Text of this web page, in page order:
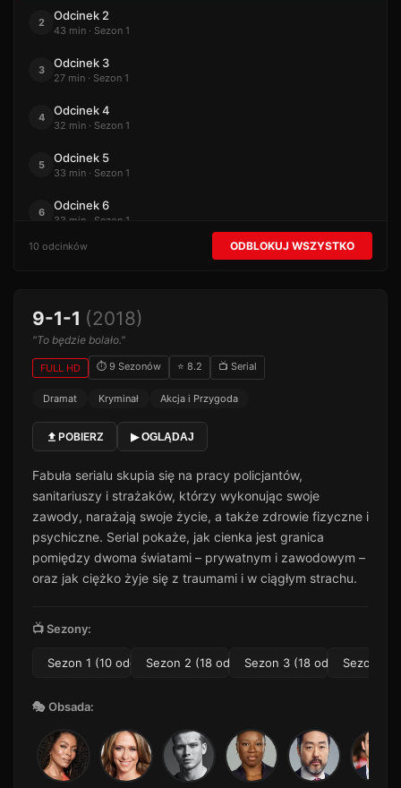
2 Odcinek 2
43 min · Sezon 1
3 Odcinek 3
27 min · Sezon 1
4 Odcinek 4
32 min · Sezon 1
5 Odcinek 5
33 min · Sezon 1
6 Odcinek 6
33 min · Sezon 1
Odcinek 7
52 min · Sezon 1
Odcinek 9
31 min · Sezon 1
10 Odcinek 10
10 odcinków ODBLOKUJ WSZYSTKO
9-1-1 (2018)
"To będzie bolało."
FULL HD ⏱ 9 Sezonów ⭐ 8.2 📺 Serial
Dramat Kryminał Akcja i Przygoda
POBIERZ ▶ OGLĄDAJ
Fabuła serialu skupia się na pracy policjantów,
sanitariuszy i strażaków, którzy wykonując swoje
zawody, narażają swoje życie, a także zdrowie fizyczne i
psychiczne. Serial pokaże, jak cienka jest granica
pomiędzy dwoma światami – prywatnym i zawodowym –
oraz jak ciężko żyje się z traumami i w ciągłym strachu.
📺 Sezony:
Sezon 1 (10 odc.) Sezon 2 (18 odc.) Sezon 3 (18 odc.) Sezon 4
🎭 Obsada: